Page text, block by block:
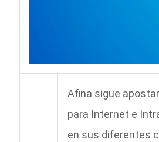
Afina sigue
para Internet e
en sus diferentes